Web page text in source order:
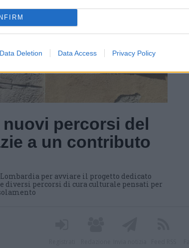
Data Deletion Data Access Privacy Policy
percorsi del
a un contributo
per avviare il progetto dedicato
percorsi di cura culturale pensati per